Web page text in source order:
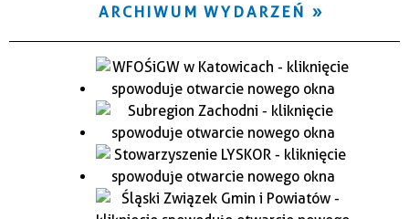
ARCHIWUM WYDARZEŃ